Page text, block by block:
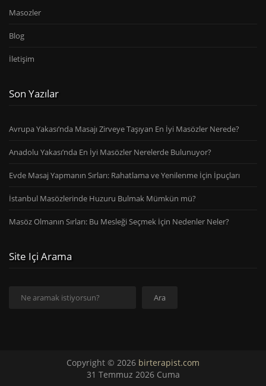
Masozler
Blog
İletişim
Son Yazılar
Avrupa Yakası’nda Masajı Zirveye Taşıyan En İyi Masözler Nerede?
Anadolu Yakası’nda En İyi Masözler Nerelerde Bulunuyor?
Evde Masaj Yapmanın Sırları: Rahatlama ve Yenilenme İçin İpuçları
İstanbul Masözlerinde Huzuru Bulmak Mümkün mü?
Masöz Olmanın Sırları: Bu Mesleği Seçmek İçin Nedenler Neler?
Site Içi Arama
Ara
Copyright © 2026 birterapist.com
31 Temmuz 2026 Cuma